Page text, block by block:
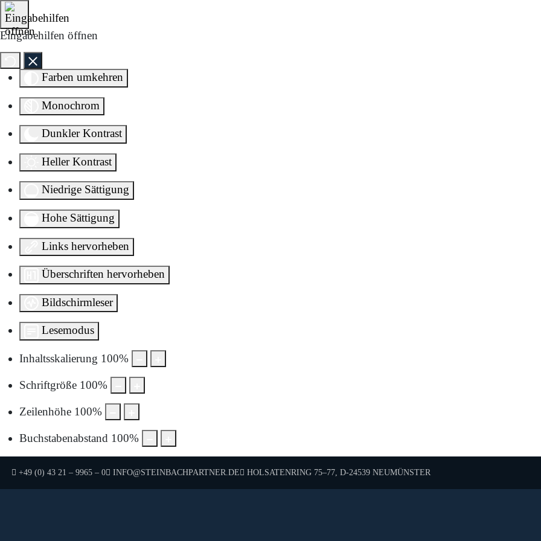
Eingabehilfen öffnen
Farben umkehren
Monochrom
Dunkler Kontrast
Heller Kontrast
Niedrige Sättigung
Hohe Sättigung
Links hervorheben
Überschriften hervorheben
Bildschirmleser
Lesemodus
Inhaltsskalierung 100%
Schriftgröße 100%
Zeilenhöhe 100%
Buchstabenabstand 100%
Direkt zum Inhalt springen
TELEFON:
+49 (0) 43 21 – 9965 – 0 E-MAIL:
INFO@STEINBACHPARTNER.DE HOLSATENRING 75–77, D-24539 NEUMÜNSTER